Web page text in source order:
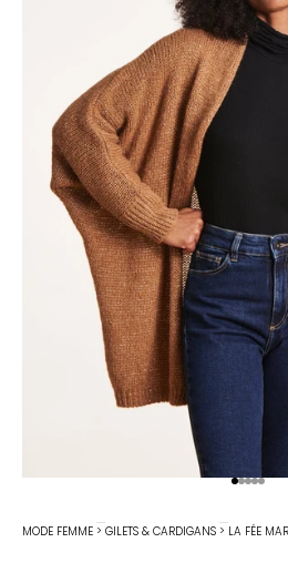
Aller à
Aller à
Aller
Aller
MODE FEMME > GILETS & CARDIGANS > LA FÉE